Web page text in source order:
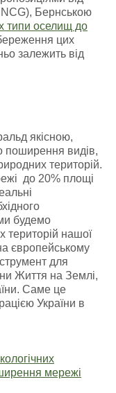
Бернською
типи оселищ до
цих
залежить від
якісною,
поширення видів,
територій.
до 20% площі
будемо
територій нашої
європейському
для
Життя на Землі,
Саме це
України в
мережі